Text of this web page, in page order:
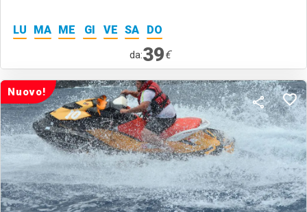
LU MA ME GI VE SA DO
da:39€
Nuovo!